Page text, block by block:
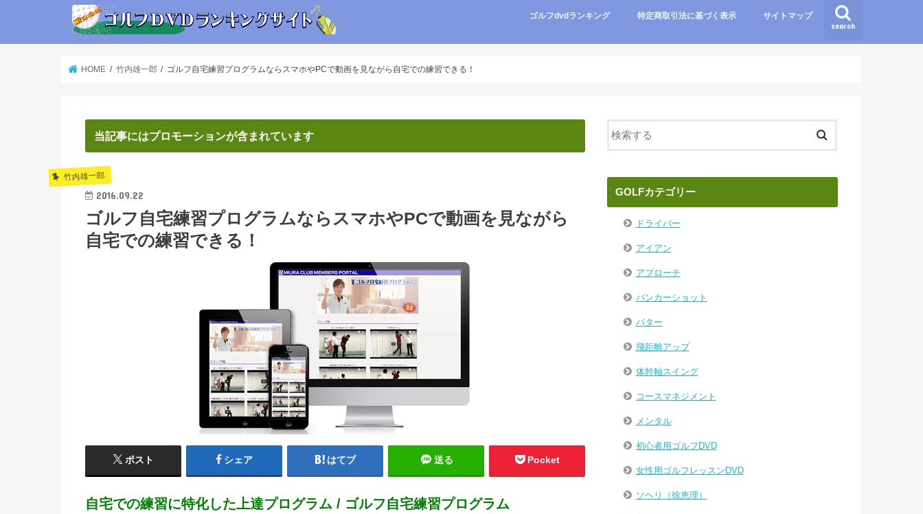
search
ゴルフdvdランキング 特定商取引法に基づく表示 サイトマップ
HOME 竹内雄一郎 ゴルフ自宅練習プログラムならスマホやPCで動画を見ながら自宅での練習できる！
当記事にはプロモーションが含まれています
竹内雄一郎
2016.09.22
ゴルフ自宅練習プログラムならスマホやPCで動画を見ながら
自宅での練習できる！
ポスト シェア はてブ 送る Pocket
自宅での練習に特化した上達プログラム / ゴルフ自宅練習プログラム
GOLFカテゴリー
ドライバー
アイアン
アプローチ
バンカーショット
パター
飛距離アップ
体幹軸スイング
コースマネジメント
メンタル
初心者用ゴルフDVD
女性用ゴルフレッスンDVD
ソヘリ（徐恵理）